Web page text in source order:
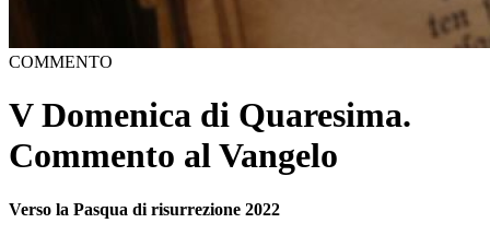
COMMENTO
V Domenica di Quaresima.
Commento al Vangelo
Verso la Pasqua di risurrezione 2022